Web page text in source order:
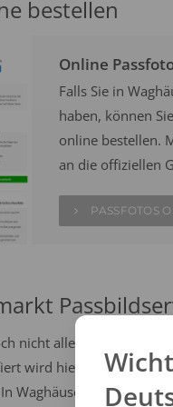
bestellen
Online
Falls Sie in
haben, können
online bestellen.
an die offiziellen
PASSFOTOS
nicht allen dm
wird hier auf dem
Waghäusel steht ein dm